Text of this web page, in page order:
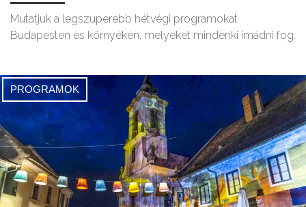
Mutatjuk a legszuperebb hétvégi programokat
Budapesten és környékén, melyeket mindenki imádni fog.
PROGRAMOK